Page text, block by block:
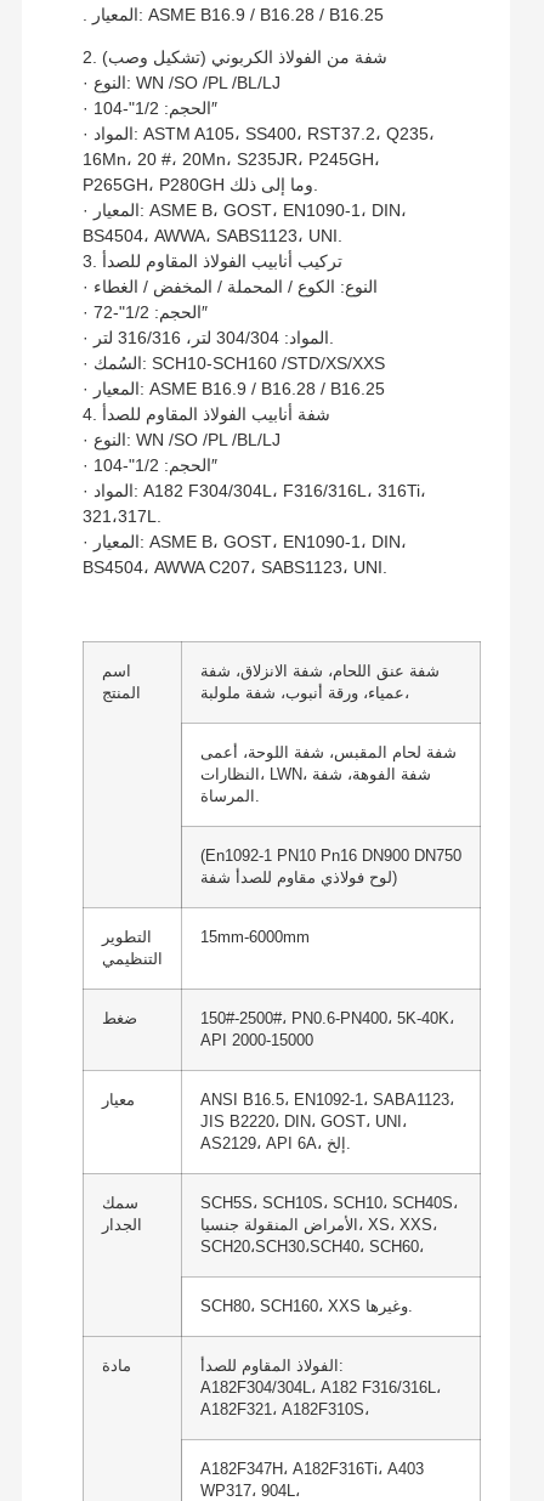
. المعيار: ASME B16.9 / B16.28 / B16.25
· النوع: WN /SO /PL /BL/LJ
· الحجم: 1/2"-104″
· المواد: ASTM A105، SS400، RST37.2، Q235،
16Mn، 20 #، 20Mn، S235JR، P245GH،
· المعيار: ASME B، GOST، EN1090-1، DIN،
BS4504، AWWA، SABS1123، UNI.
3. تركيب أنابيب الفولاذ المقاوم للصدأ
· النوع: الكوع / المحملة / المخفض / الغطاء
· الحجم: 1/2"-72″
· السُمك: SCH10-SCH160 /STD/XS/XXS
· المعيار: ASME B16.9 / B16.28 / B16.25
4. شفة أنابيب الفولاذ المقاوم للصدأ
· النوع: WN /SO /PL /BL/LJ
· الحجم: 1/2"-104″
· المواد: A182 F304/304L، F316/316L، 316Ti،
321،317L.
· المعيار: ASME B، GOST، EN1090-1، DIN،
BS4504، AWWA C207، SABS1123، UNI.
اسم
المنتج
شفة عنق اللحام، شفة الانزلاق، شفة
عمياء، ورقة أنبوب، شفة ملولبة،
شفة لحام المقبس، شفة اللوحة، أعمى
النظارات، LWN، شفة الفوهة، شفة
المرساة.
(En1092-1 PN10 Pn16 DN900 DN750
لوح فولاذي مقاوم للصدأ شفة)
التطوير
التنظيمي
15mm-6000mm
ضغط
150#-2500#، PN0.6-PN400، 5K-40K،
API 2000-15000
معيار
ANSI B16.5، EN1092-1، SABA1123،
JIS B2220، DIN، GOST، UNI،
AS2129، API 6A، إلخ.
سمك
الجدار
SCH5S، SCH10S، SCH10، SCH40S،
الأمراض المنقولة جنسيا، XS، XXS،
SCH20،SCH30،SCH40، SCH60،
SCH80، SCH160، XXS وغيرها.
مادة
الفولاذ المقاوم للصدأ:
A182F304/304L، A182 F316/316L،
A182F321، A182F310S،
A182F347H، A182F316Ti، A403
WP317، 904L،